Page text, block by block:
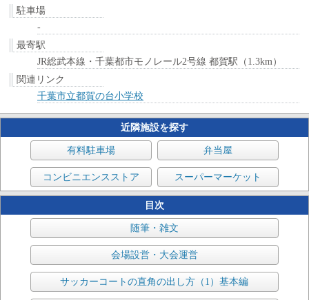
駐車場
-
最寄駅
JR総武本線・千葉都市モノレール2号線 都賀駅（1.3km）
関連リンク
千葉市立都賀の台小学校
近隣施設を探す
有料駐車場 弁当屋
コンビニエンスストア スーパーマーケット
目次
随筆・雑文
会場設営・大会運営
サッカーコートの直角の出し方（1）基本編